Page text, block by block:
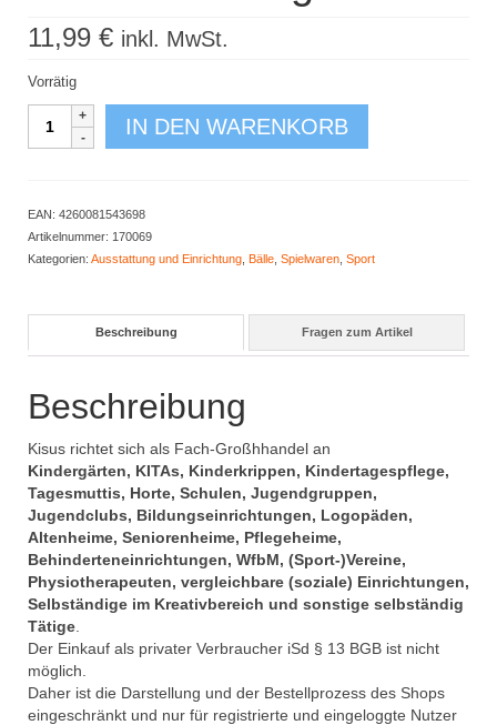
11,99 € inkl. MwSt.
Vorrätig
Reaktionsball
groß
IN DEN WARENKORB
EAN: 4260081543698
Artikelnummer: 170069
Kategorien: Ausstattung und Einrichtung Bälle Spielwaren Sport
Beschreibung Fragen zum Artikel
Beschreibung
Kisus richtet sich als Fach-Großhhandel an
Kindergärten, KITAs, Kinderkrippen, Kindertagespflege,
Tagesmuttis, Horte, Schulen, Jugendgruppen,
Jugendclubs, Bildungseinrichtungen, Logopäden,
Altenheime, Seniorenheime, Pflegeheime,
Behinderteneinrichtungen, WfbM, (Sport-)Vereine,
Physiotherapeuten, vergleichbare (soziale) Einrichtungen,
Selbständige im Kreativbereich und sonstige selbständig
Tätige
Der Einkauf als privater Verbraucher iSd § 13 BGB ist nicht
möglich.
Daher ist die Darstellung und der Bestellprozess des Shops
eingeschränkt und nur für registrierte und eingeloggte Nutzer